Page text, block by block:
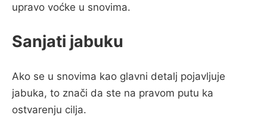
upravo voćke u snovima.
Sanjati jabuku
Ako se u snovima kao glavni detalj pojavljuje
jabuka, to znači da ste na pravom putu ka
ostvarenju cilja.